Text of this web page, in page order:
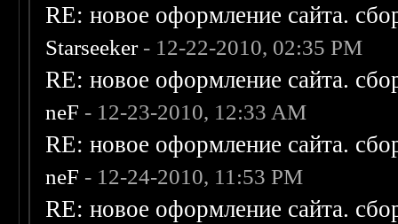
RE: новое оформление сайта.
Starseeker- 12-22-2010, 02:35 PM
RE: новое оформление сайта.
neF - 12-23-2010, 12:33 AM
RE: новое оформление сайта.
neF - 12-24-2010, 11:53 PM
RE: новое оформление сайта.